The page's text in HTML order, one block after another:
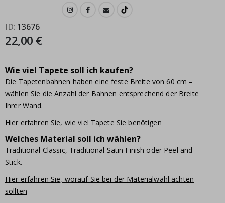
ID 13676
22,00 €
Wie viel Tapete soll ich kaufen?
Die Tapetenbahnen haben eine feste Breite von 60 cm –
wählen Sie die Anzahl der Bahnen entsprechend der Breite
Ihrer Wand.
Hier erfahren Sie, wie viel Tapete Sie benötigen
Welches Material soll ich wählen?
Traditional Classic, Traditional Satin Finish oder Peel and
Stick.
Hier erfahren Sie, worauf Sie bei der Materialwahl achten
sollten